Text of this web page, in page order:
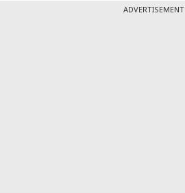
ADVERTISEMENT